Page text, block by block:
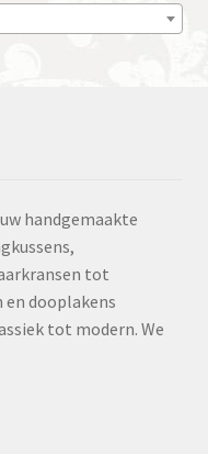
handgemaakte
tot
dooplakens
tot modern. We